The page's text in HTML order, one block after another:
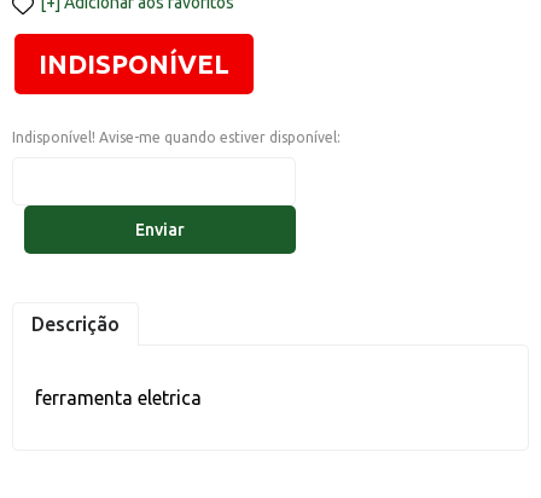
INDISPONÍVEL
Indisponível! Avise-me quando estiver disponível:
Enviar
Descrição
ferramenta eletrica